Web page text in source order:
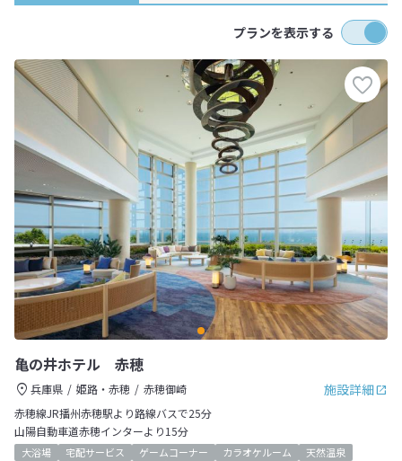
プランを表示する
亀の井ホテル 赤穂
施設詳細
兵庫県 姫路・赤穂
赤穂御崎
赤穂線JR播州赤穂駅より路線バスで25分
山陽自動車道赤穂インターより15分
大浴場 宅配サービス ゲームコーナー カラオケルーム
天然温泉